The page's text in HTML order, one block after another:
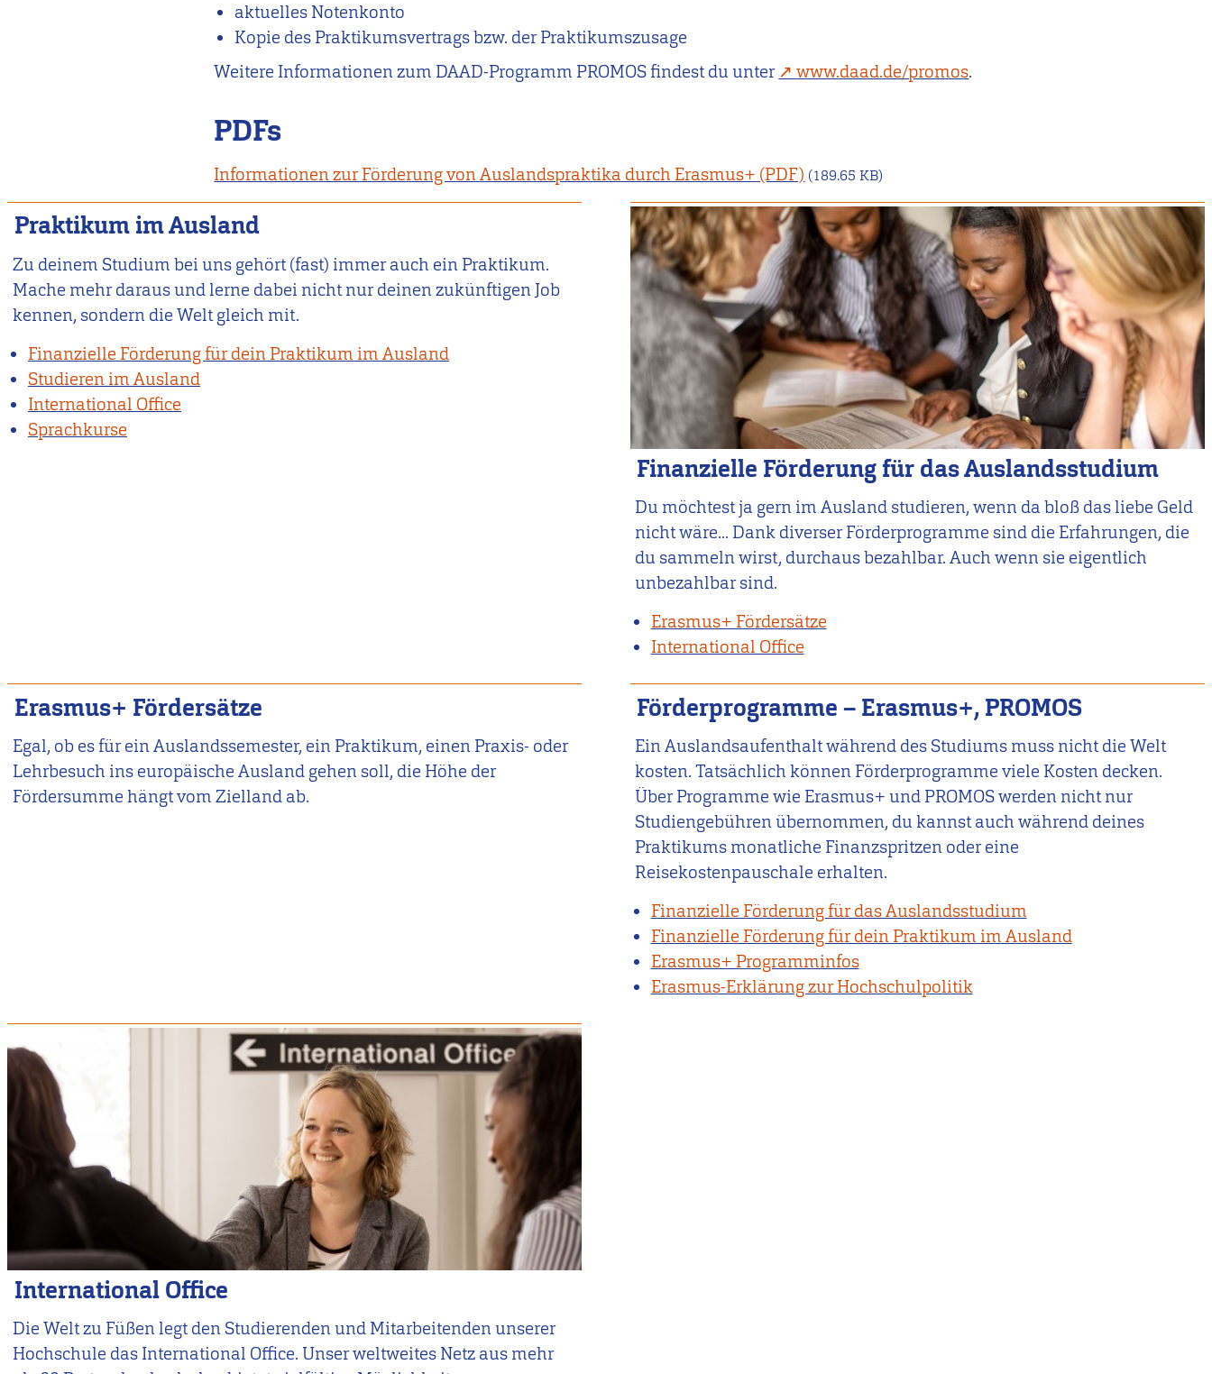
aktuelles Notenkonto
Kopie des Praktikumsvertrags bzw. der Praktikumszusage
Weitere Informationen zum DAAD-Programm PROMOS findest du unter
www.daad.de/promos.
PDFs
Informationen zur Förderung von Auslandspraktika durch Erasmus+ (189.65 KB)
Praktikum im Ausland
Zu deinem Studium bei uns gehört (fast) immer auch ein Praktikum.
Mache mehr daraus und lerne dabei nicht nur deinen zukünftigen Job
kennen, sondern die Welt gleich mit.
Finanzielle Förderung für dein Praktikum im Ausland
Studieren im Ausland
International Office
Sprachkurse
Finanzielle Förderung für das Auslandsstudium
Du möchtest ja gern im Ausland studieren, wenn da bloß das liebe Geld
nicht wäre... Dank diverser Förderprogramme sind die Erfahrungen, die
du sammeln wirst, durchaus bezahlbar. Auch wenn sie eigentlich
unbezahlbar sind.
Erasmus+ Fördersätze
International Office
Erasmus+ Fördersätze
Egal, ob es für ein Auslandssemester, ein Praktikum, einen Praxis- oder
Lehrbesuch ins europäische Ausland gehen soll, die Höhe der
Fördersumme hängt vom Zielland ab.
Förderprogramme – Erasmus+, PROMOS
Ein Auslandsaufenthalt während des Studiums muss nicht die Welt
kosten. Tatsächlich können Förderprogramme viele Kosten decken.
Über Programme wie Erasmus+ und PROMOS werden nicht nur
Studiengebühren übernommen, du kannst auch während deines
Praktikums monatliche Finanzspritzen oder eine
Reisekostenpauschale erhalten.
Finanzielle Förderung für das Auslandsstudium
Finanzielle Förderung für dein Praktikum im Ausland
Erasmus+ Programminfos
Erasmus-Erklärung zur Hochschulpolitik
International Office
Die Welt zu Füßen legt den Studierenden und Mitarbeitenden unserer
Hochschule das International Office. Unser weltweites Netz aus mehr